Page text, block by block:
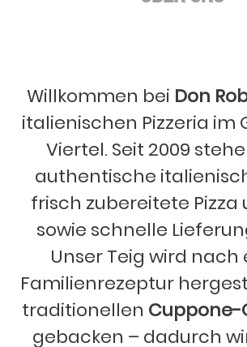
Willkommen bei Don
italienischen Pizzeria im
Viertel. Seit 2009
authentische
frisch zubereitete Pizza
sowie schnelle
Unser Teig wird nach
Familienrezeptur
traditionellen Cuppone-
gebacken – dadurch